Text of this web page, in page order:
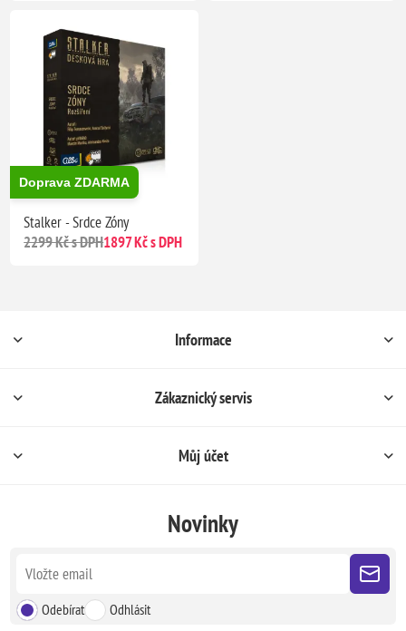
Doprava ZDARMA
Stalker - Srdce Zóny
2299 Kč s DPH1897 Kč s DPH
Informace
Zákaznický servis
Můj účet
Novinky
Odebírat Odhlásit